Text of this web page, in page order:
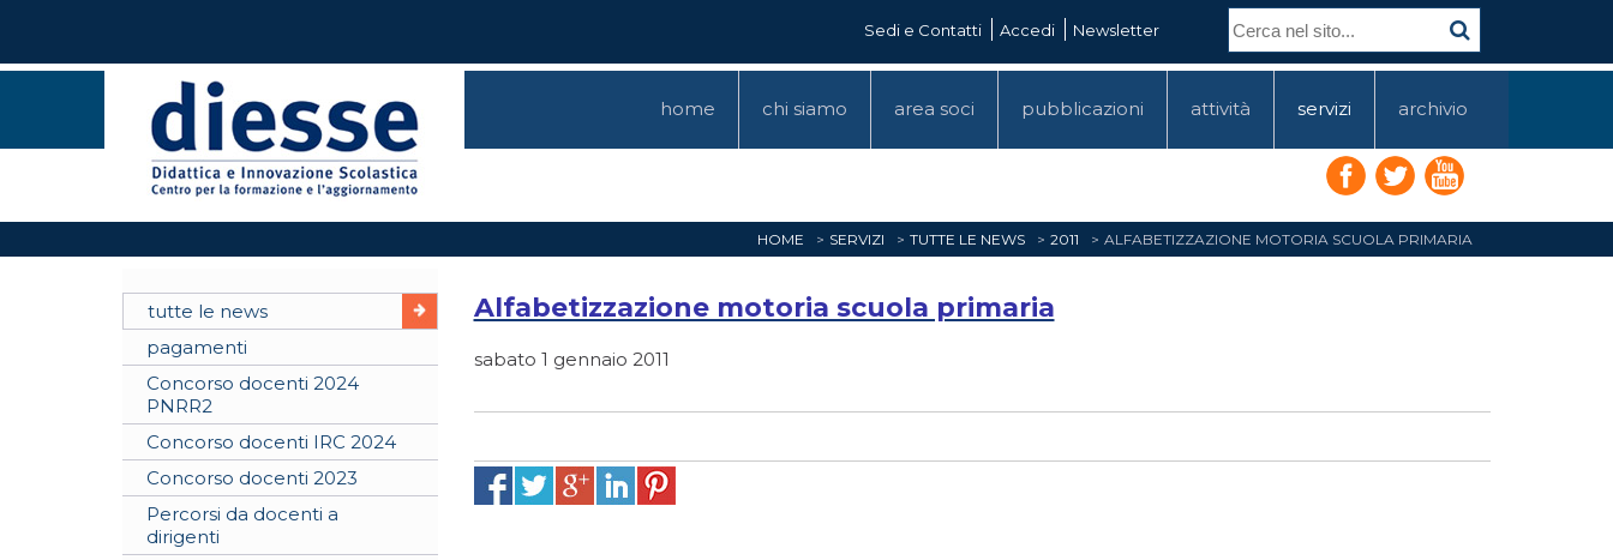
Sedi e Contatti Accedi Newsletter
home chi siamo area soci pubblicazioni attività servizi archivio
HOME SERVIZI TUTTE LE NEWS 2011 ALFABETIZZAZIONE MOTORIA SCUOLA PRIMARIA
tutte le news
pagamenti
Concorso docenti 2024
PNRR2
Concorso docenti IRC 2024
Concorso docenti 2023
Percorsi da docenti a
dirigenti
Alfabetizzazione motoria scuola primaria
sabato 1 gennaio 2011